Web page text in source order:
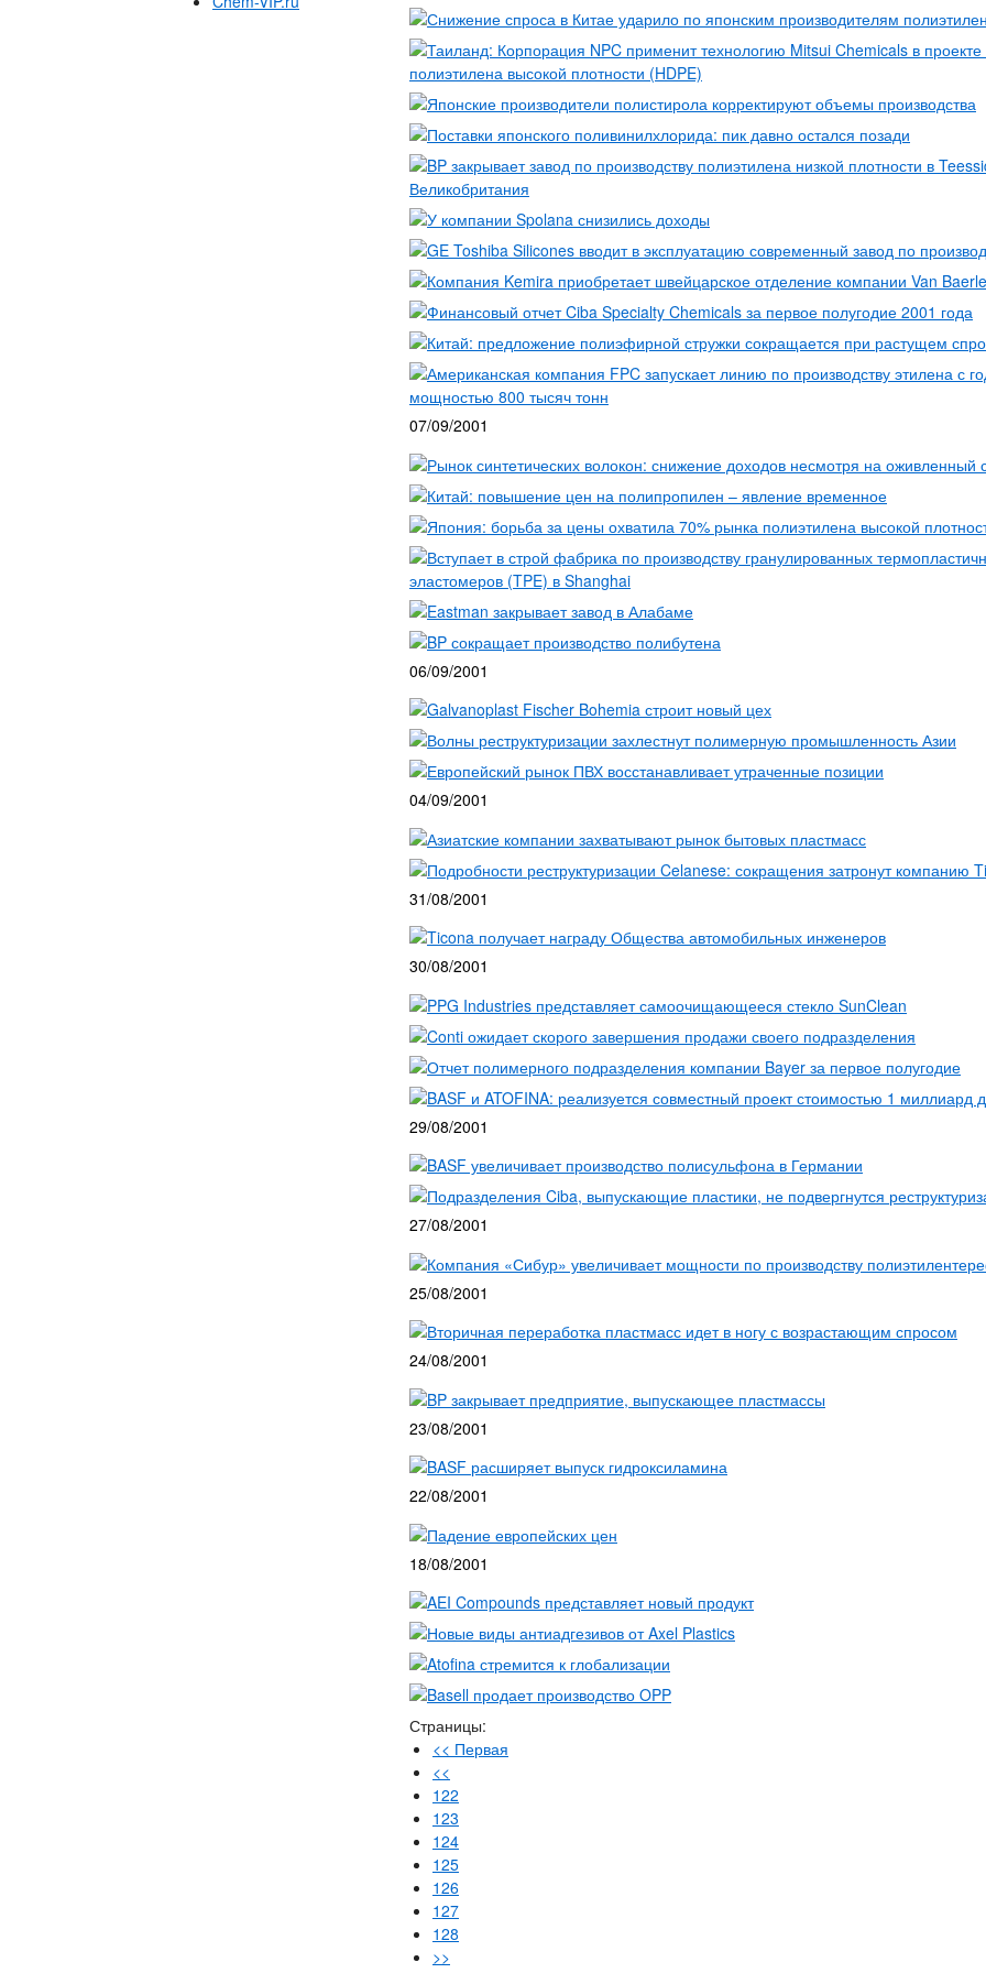
Снижение спроса в Китае ударило по японским производителям
Таиланд: Корпорация NPC применит технологию Mitsui Chemicals в проекте
полиэтилена высокой плотности (HDPE)
Японские производители полистирола корректируют объемы производства
Поставки японского поливинилхлорида: пик давно остался позади
BP закрывает завод по производству полиэтилена низкой плотности в
Великобритания
У компании Spolana снизились доходы
GE Toshiba Silicones вводит в эксплуатацию современный завод по
Компания Kemira приобретает швейцарское отделение компании Van Baerle
Финансовый отчет Ciba Specialty Chemicals за первое полугодие 2001 года
Китай: предложение полиэфирной стружки сокращается при растущем
Американская компания FPC запускает линию по производству этилена с
мощностью 800 тысяч тонн
07/09/2001
Рынок синтетических волокон: снижение доходов несмотря на оживленный
Китай: повышение цен на полипропилен – явление временное
Япония: борьба за цены охватила 70% рынка полиэтилена высокой
Вступает в строй фабрика по производству гранулированных
эластомеров (TPE) в Shanghai
Eastman закрывает завод в Алабаме
BP сокращает производство полибутена
06/09/2001
Galvanoplast Fischer Bohemia строит новый цех
Волны реструктуризации захлестнут полимерную промышленность Азии
Европейский рынок ПВХ восстанавливает утраченные позиции
04/09/2001
Азиатские компании захватывают рынок бытовых пластмасс
Подробности реструктуризации Celanese: сокращения затронут компанию
31/08/2001
Ticona получает награду Общества автомобильных инженеров
30/08/2001
PPG Industries представляет самоочищающееся стекло SunClean
Conti ожидает скорого завершения продажи своего подразделения
Отчет полимерного подразделения компании Bayer за первое полугодие
BASF и ATOFINA: реализуется совместный проект стоимостью 1 миллиард
29/08/2001
BASF увеличивает производство полисульфона в Германии
Подразделения Ciba, выпускающие пластики, не подвергнутся
27/08/2001
Компания «Сибур» увеличивает мощности по производству
25/08/2001
Вторичная переработка пластмасс идет в ногу с возрастающим спросом
24/08/2001
BP закрывает предприятие, выпускающее пластмассы
23/08/2001
BASF расширяет выпуск гидроксиламина
22/08/2001
Падение европейских цен
18/08/2001
AEI Compounds представляет новый продукт
Новые виды антиадгезивов от Axel Plastics
Atofina стремится к глобализации
Basell продает производство OPP
Страницы:
<< Первая
<<
122
123
124
125
126
127
128
>>